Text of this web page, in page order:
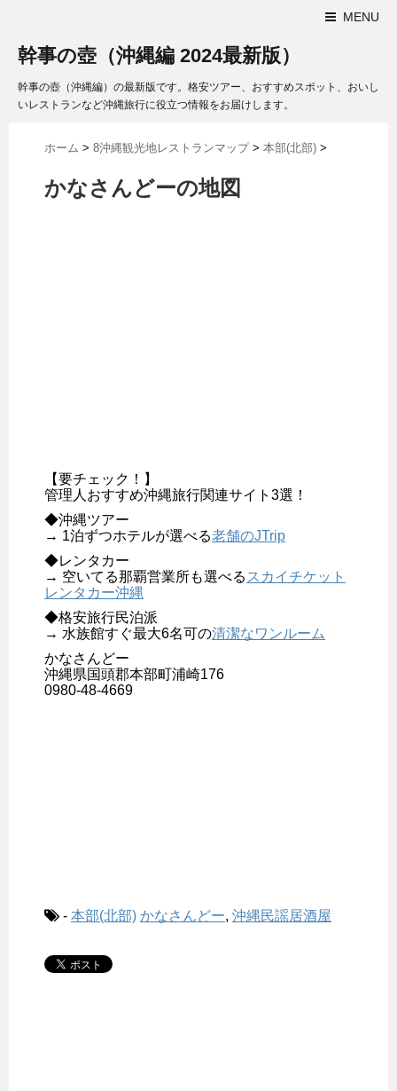
MENU
幹事の壺（沖縄編 2024最新版）
幹事の壺（沖縄編）の最新版です。格安ツアー、おすすめスポット、おいし
いレストランなど沖縄旅行に役立つ情報をお届けします。
ホーム > 8沖縄観光地レストランマップ > 本部(北部) >
かなさんどーの地図
【要チェック！】
管理人おすすめ沖縄旅行関連サイト3選！
◆沖縄ツアー
→ 1泊ずつホテルが選べる老舗のJTrip
◆レンタカー
→ 空いてる那覇営業所も選べる スカイチケット
レンタカー沖縄
◆格安旅行民泊派
→ 水族館すぐ最大6名可の清潔なワンルーム
かなさんどー
沖縄県国頭郡本部町浦崎176
0980-48-4669
- 本部(北部) かなさんどー, 沖縄民謡居酒屋